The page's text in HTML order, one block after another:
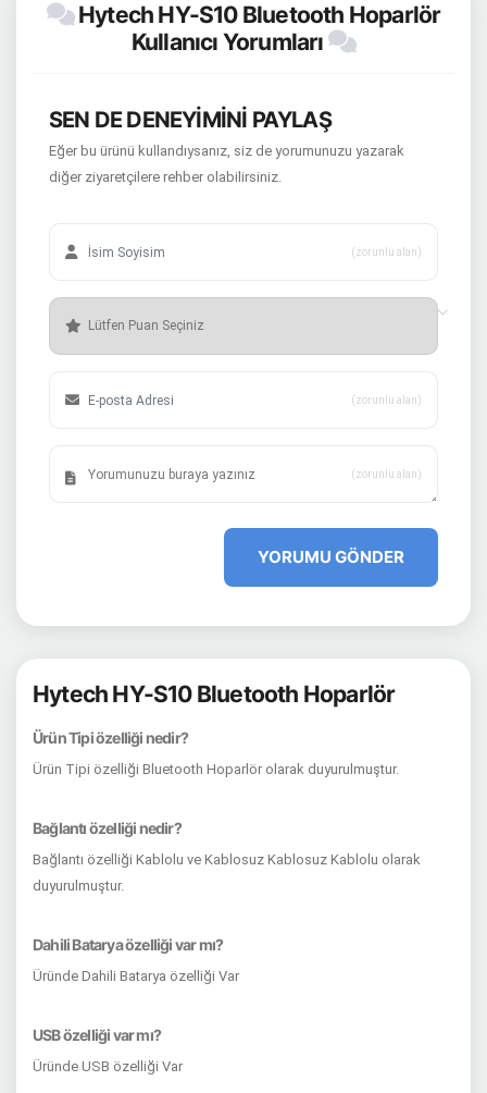
Hytech HY-S10 Bluetooth Hoparlör
Kullanıcı Yorumları
SEN DE DENEYİMİNİ PAYLAŞ
Eğer bu ürünü kullandıysanız, siz de yorumunuzu yazarak
diğer ziyaretçilere rehber olabilirsiniz.
(zorunlu alan)
(zorunlu alan)
(zorunlu alan)
YORUMU GÖNDER
Hytech HY-S10 Bluetooth Hoparlör
Ürün Tipi özelliği nedir?
Ürün Tipi özelliği Bluetooth Hoparlör olarak duyurulmuştur.
Bağlantı özelliği nedir?
Bağlantı özelliği Kablolu ve Kablosuz Kablosuz Kablolu olarak
duyurulmuştur.
Dahili Batarya özelliği var mı?
Üründe Dahili Batarya özelliği Var
USB özelliği var mı?
Üründe USB özelliği Var